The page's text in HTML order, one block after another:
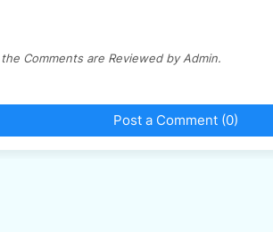
Comments are Reviewed by Admin.
Post a Comment (0)